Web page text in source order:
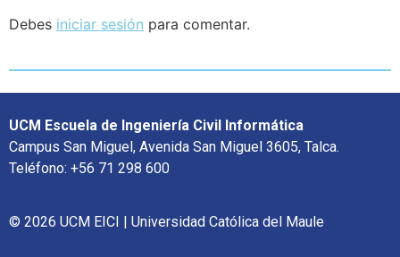
Debes iniciar sesión para comentar.
UCM Escuela de Ingeniería Civil Informática
Campus San Miguel, Avenida San Miguel 3605, Talca.
Teléfono: +56 71 298 600
© 2026 UCM EICI | Universidad Católica del Maule